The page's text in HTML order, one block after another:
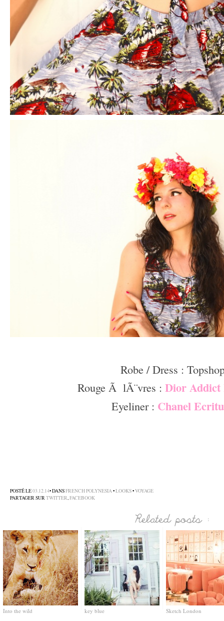
Robe / Dress :
Rouge Ã lÃ¨vres : Dior
Eyeliner : Chanel
POSTÉ LE03.12.14• DANSFRENCH POLYNESIA•LOOKS•VOYAGE
PARTAGER SURTWITTER,FACEBOOK
Into the wild key blue Sketch London